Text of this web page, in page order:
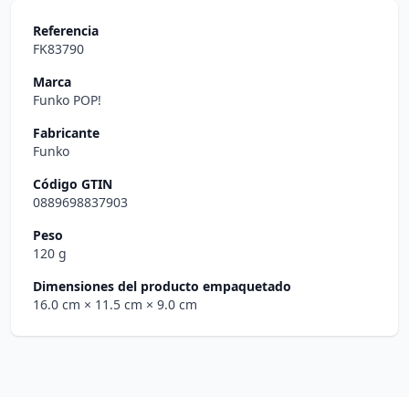
Referencia
FK83790
Marca
Funko POP!
Fabricante
Funko
Código GTIN
0889698837903
Peso
120 g
Dimensiones del producto empaquetado
16.0 cm × 11.5 cm × 9.0 cm